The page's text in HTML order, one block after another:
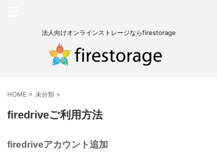
法人向けオンラインストレージならfirestorage
HOME > 未分類 >
firedriveご利用方法
firedriveアカウント追加